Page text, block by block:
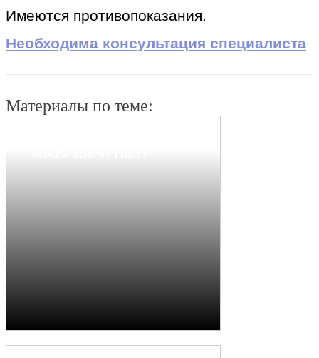
Имеются противопоказания.
Необходима консультация специалиста
Материалы по теме: